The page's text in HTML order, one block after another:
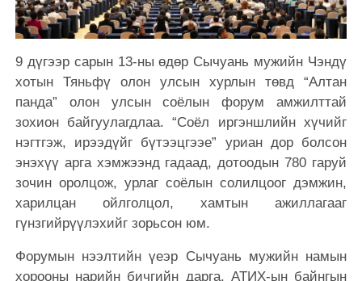
9 дүгээр сарын 13-ны өдөр Сычуань мужийн Чэндү
хотын Тяньфү олон улсын хурлын төвд “Алтан
панда” олон улсын соёлын форум амжилттай
зохион байгуулагдлаа. “Соёл иргэншлийн хүчийг
нэгтгэж, ирээдүйг бүтээцгээе” уриан дор болсон
энэхүү арга хэмжээнд гадаад, дотоодын 780 гаруй
зочин оролцож, урлаг соёлын солилцоог дэмжин,
харилцан ойлголцол, хамтын ажиллагааг
гүнзгийрүүлэхийг зорьсон юм.
Форумын нээлтийн үеэр Сычуань мужийн намын
хорооны нарийн бичгийн дарга, АТИХ-ын байнгын